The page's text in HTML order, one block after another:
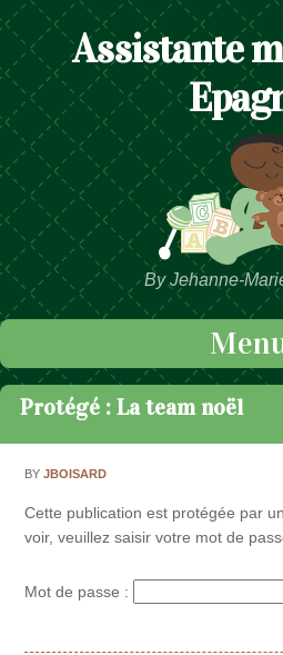
Assistante
By Jehanne-
Passer au contenu
Protégé : La team noël
BYJBOISARD
Cette publication est protégée par
voir, veuillez saisir votre mot de
Mot de passe :